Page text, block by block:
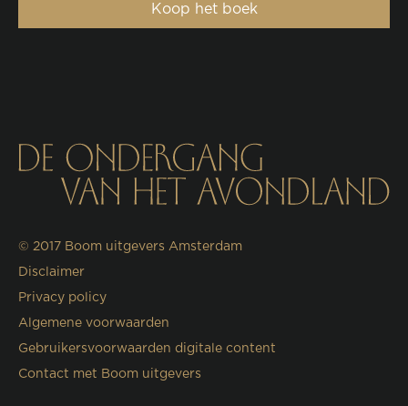
Koop het boek
© 2017 Boom uitgevers Amsterdam
Disclaimer
Privacy policy
Algemene voorwaarden
Gebruikersvoorwaarden digitale content
Contact met Boom uitgevers